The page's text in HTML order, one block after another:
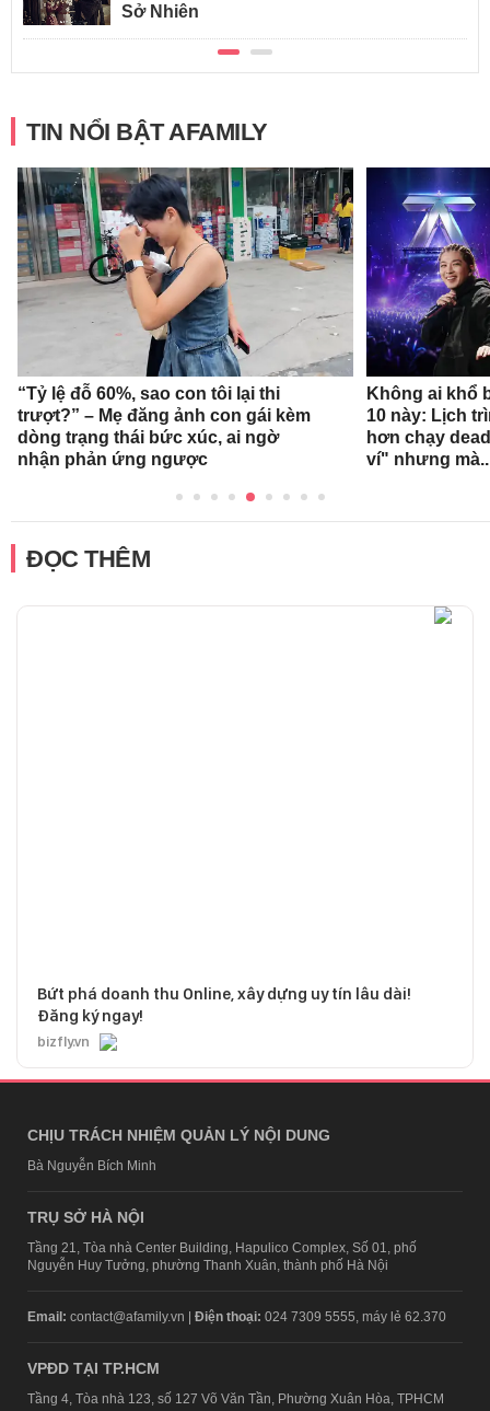
Sở Nhiên
TIN NỔI BẬT AFAMILY
“Tỷ lệ đỗ 60%, sao con tôi lại thi
trượt?” – Mẹ đăng ảnh con gái kèm
dòng trạng thái bức xúc, ai ngờ
nhận phản ứng ngược
Không ai khổ
10 này: Lịch
hơn chạy
ví" nhưng
ĐỌC THÊM
Bứt phá doanh thu Online, xây dựng uy tín lâu dài!
Đăng ký ngay!
bizfly.vn
CHỊU TRÁCH NHIỆM QUẢN LÝ NỘI DUNG
Bà Nguyễn Bích Minh
TRỤ SỞ HÀ NỘI
Tầng 21, Tòa nhà Center Building, Hapulico Complex, Số 01, phố
Nguyễn Huy Tưởng, phường Thanh Xuân, thành phố Hà Nội
Email: contact@afamily.vn | Điện thoại: 024 7309 5555, máy lẻ 62.370
VPĐD TẠI TP.HCM
Tầng 4, Tòa nhà 123, số 127 Võ Văn Tần, Phường Xuân Hòa, TPHCM